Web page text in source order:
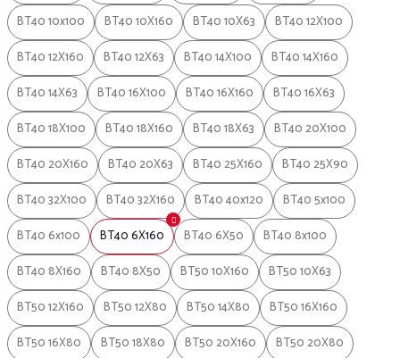
BT40 10x100
BT40 10X160 BT40 10X63
BT40 12X100
BT40 12X160
BT40 12X63 BT40 14X100
BT40 14X160
BT40 14X63
BT40 16X100 BT40 16X160
BT40 16X63
BT40 18X100
BT40 18X160 BT40 18X63
BT40 20X100
BT40 20X160
BT40 20X63 BT40 25X160
BT40 25X90
BT40 32X100
BT40 32X160 BT40 40x120
BT40 5x100
BT40 6x100
BT40 6X160 BT40 6X50
BT40 8x100
BT40 8X160
BT40 8X50 BT50 10X160
BT50 10X63
BT50 12X160
BT50 12X80 BT50 14X80
BT50 16X160
BT50 16X80
BT50 18X80 BT50 20X160
BT50 20X80